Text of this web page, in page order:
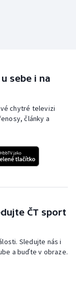
sebe i na
chytré televizi
články a
ČT sport
Sledujte nás i
a buďte v obraze.